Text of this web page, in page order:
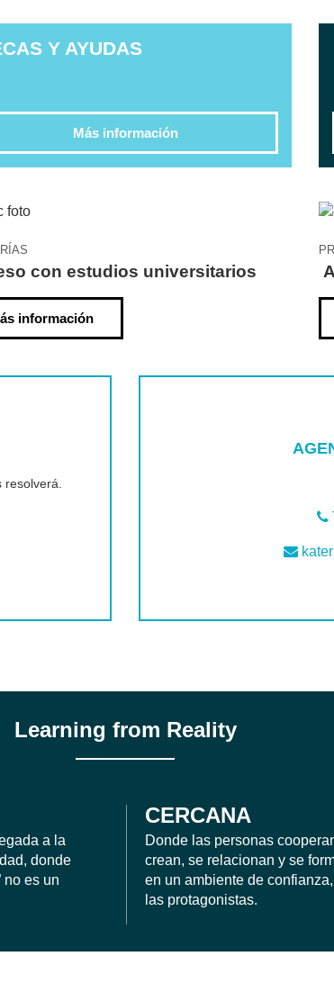
Y AYUDAS
Más información
con estudios universitarios
información
resolverá.
Learning from Reality
a la
donde
no es un
CERCANA
Donde las personas
crean, se relacionan y se
en un ambiente de
las protagonistas.